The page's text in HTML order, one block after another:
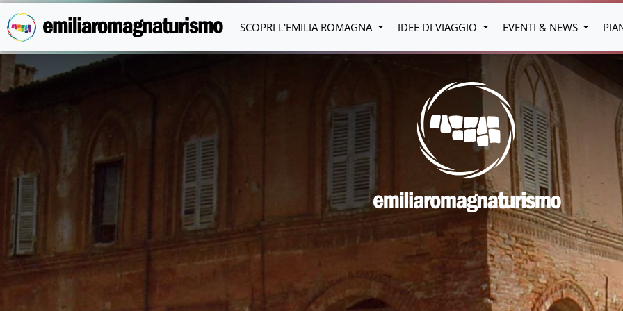
Vai al contenuto principale
SCOPRI L'EMILIA ROMAGNA IDEE DI VIAGGIO EVENTI & NEWS